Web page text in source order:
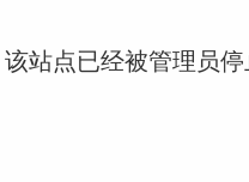
站点已经被管理员